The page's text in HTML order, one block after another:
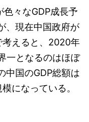
々なGDP成長予
、現在中国政府が
考えると、2020年
一となるのはほぼ
中国のGDP総額は
になっている。